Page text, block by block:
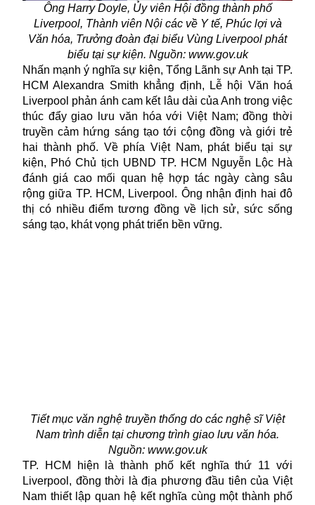
Ông Harry Doyle, Ủy viên Hội đồng thành phố
Liverpool, Thành viên Nội các về Y tế, Phúc lợi và
Văn hóa, Trưởng đoàn đại biểu Vùng Liverpool phát
biểu tại sự kiện. Nguồn: www.gov.uk
Nhấn mạnh ý nghĩa sự kiện, Tổng Lãnh sự Anh tại TP.
HCM Alexandra Smith khẳng định, Lễ hội Văn hoá
Liverpool phản ánh cam kết lâu dài của Anh trong việc
thúc đẩygiao lưu văn hóa với Việt Nam; đồng thời
truyền cảm hứng sáng tạo tới cộng đồng và giới trẻ
hai thành phố. Về phía Việt Nam, phát biểu tại sự
kiện, Phó Chủ tịch UBND TP. HCM Nguyễn Lộc Hà
đánh giá cao mối quan hệ hợp tác ngày càng sâu
rộng giữa TP. HCM, Liverpool. Ông nhận định hai đô
thị có nhiều điểm tương đồng về lịch sử, sức sống
sáng tạo, khát vọng phát triển bền vững.
Tiết mục văn nghệ truyền thống do các nghệ sĩ Việt
Nam trình diễn tại chương trình giao lưu văn hóa.
Nguồn: www.gov.uk
TP. HCM hiện là thành phố kết nghĩa thứ 11 với
Liverpool, đồng thời là địa phương đầu tiên của Việt
Nam thiết lập quan hệ kết nghĩa cùng một thành phố